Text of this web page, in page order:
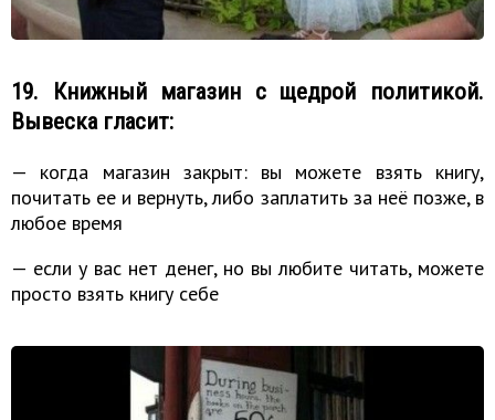
19. Книжный магазин с щедрой политикой.
Вывеска гласит:
— когда магазин закрыт: вы можете взять книгу,
почитать ее и вернуть, либо заплатить за неё позже, в
любое время
— если у вас нет денег, но вы любите читать, можете
просто взять книгу себе